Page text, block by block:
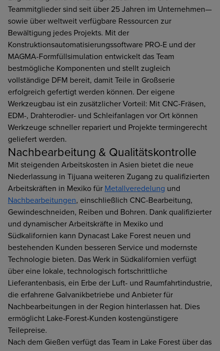
Teammitglieder sind seit über 25 Jahren im Unternehmen—
sowie über weltweit verfügbare Ressourcen zur
Bewältigung jedes Projekts. Mit der
Konstruktionsautomatisierungssoftware PRO-E und der
MAGMA-Formfüllsimulation entwickelt das Team
bestmögliche Komponenten und stellt zugleich
vollständige DFM bereit, damit Teile in Großserie
erfolgreich gefertigt werden können. Der eigene
Werkzeugbau ist ein zusätzlicher Vorteil: Mit CNC-Fräsen,
EDM-, Drahterodier- und Schleifanlagen vor Ort können
Werkzeuge schneller repariert und Projekte termingerecht
geliefert werden.
Nachbearbeitung & Qualitätskontrolle
Mit steigenden Arbeitskosten in Asien bietet die neue
Niederlassung in Tijuana weiteren Zugang zu qualifizierten
Arbeitskräften in Mexiko für Metallveredelung und
Nachbearbeitungen, einschließlich CNC-Bearbeitung,
Gewindeschneiden, Reiben und Bohren. Dank qualifizierter
und dynamischer Arbeitskräfte in Mexiko und
Südkalifornien kann Dynacast Lake Forest neuen und
bestehenden Kunden besseren Service und modernste
Technologie bieten. Das Werk in Südkalifornien verfügt
über eine lokale, technologisch fortschrittliche
Lieferantenbasis, ein Erbe der Luft- und Raumfahrtindustrie,
die erfahrene Galvanikbetriebe und Anbieter für
Nachbearbeitungen in der Region hinterlassen hat. Dies
ermöglicht Lake-Forest-Kunden kostengünstigere
Teilepreise.
Nach dem Gießen verfügt das Team in Lake Forest über das